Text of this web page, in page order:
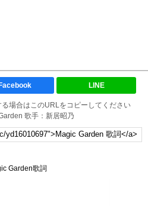
Facebook LINE
場合はこのURLをコピーしてください
歌手：新居昭乃
Garden歌詞